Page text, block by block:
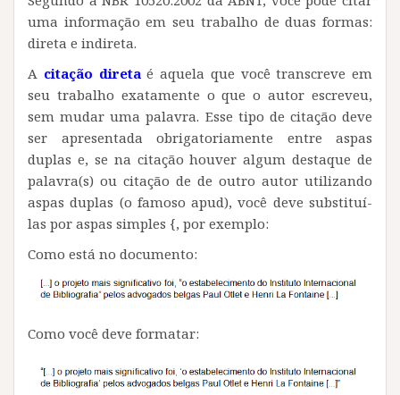
uma informação em seu trabalho de duas formas:
direta e indireta.
A citação diretaé aquela que você transcreve em
seu trabalho exatamente o que o autor escreveu,
sem mudar uma palavra. Esse tipo de citação deve
ser apresentada obrigatoriamente entre aspas
duplas e, se na citação houver algum destaque de
palavra(s) ou citação de de outro autor utilizando
aspas duplas (o famoso apud), você deve substituí-
las por aspas simples {, por exemplo:
Como está no documento:
Como você deve formatar: